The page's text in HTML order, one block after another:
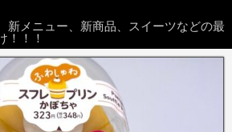
新メニュー、新商品、スイーツなどの最
！！！